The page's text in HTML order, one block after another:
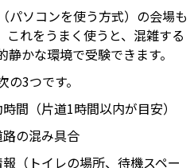
パソコンを使う方式）の会場も
これをうまく使うと、混雑する
かな環境で受験できます。
3つです。
間（片道1時間以内が目安）
の混み具合
（トイレの場所、待機スペー